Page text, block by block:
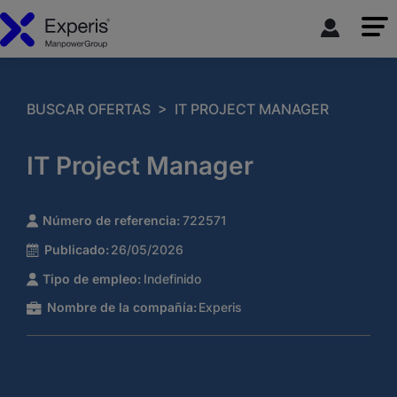
BUSCAR OFERTAS > IT PROJECT MANAGER
IT Project Manager
Número de referencia: 722571
Publicado: 26/05/2026
Tipo de empleo: Indefinido
Nombre de la compañía: Experis